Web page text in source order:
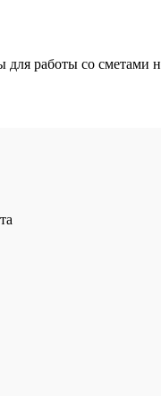
работы со сметами на